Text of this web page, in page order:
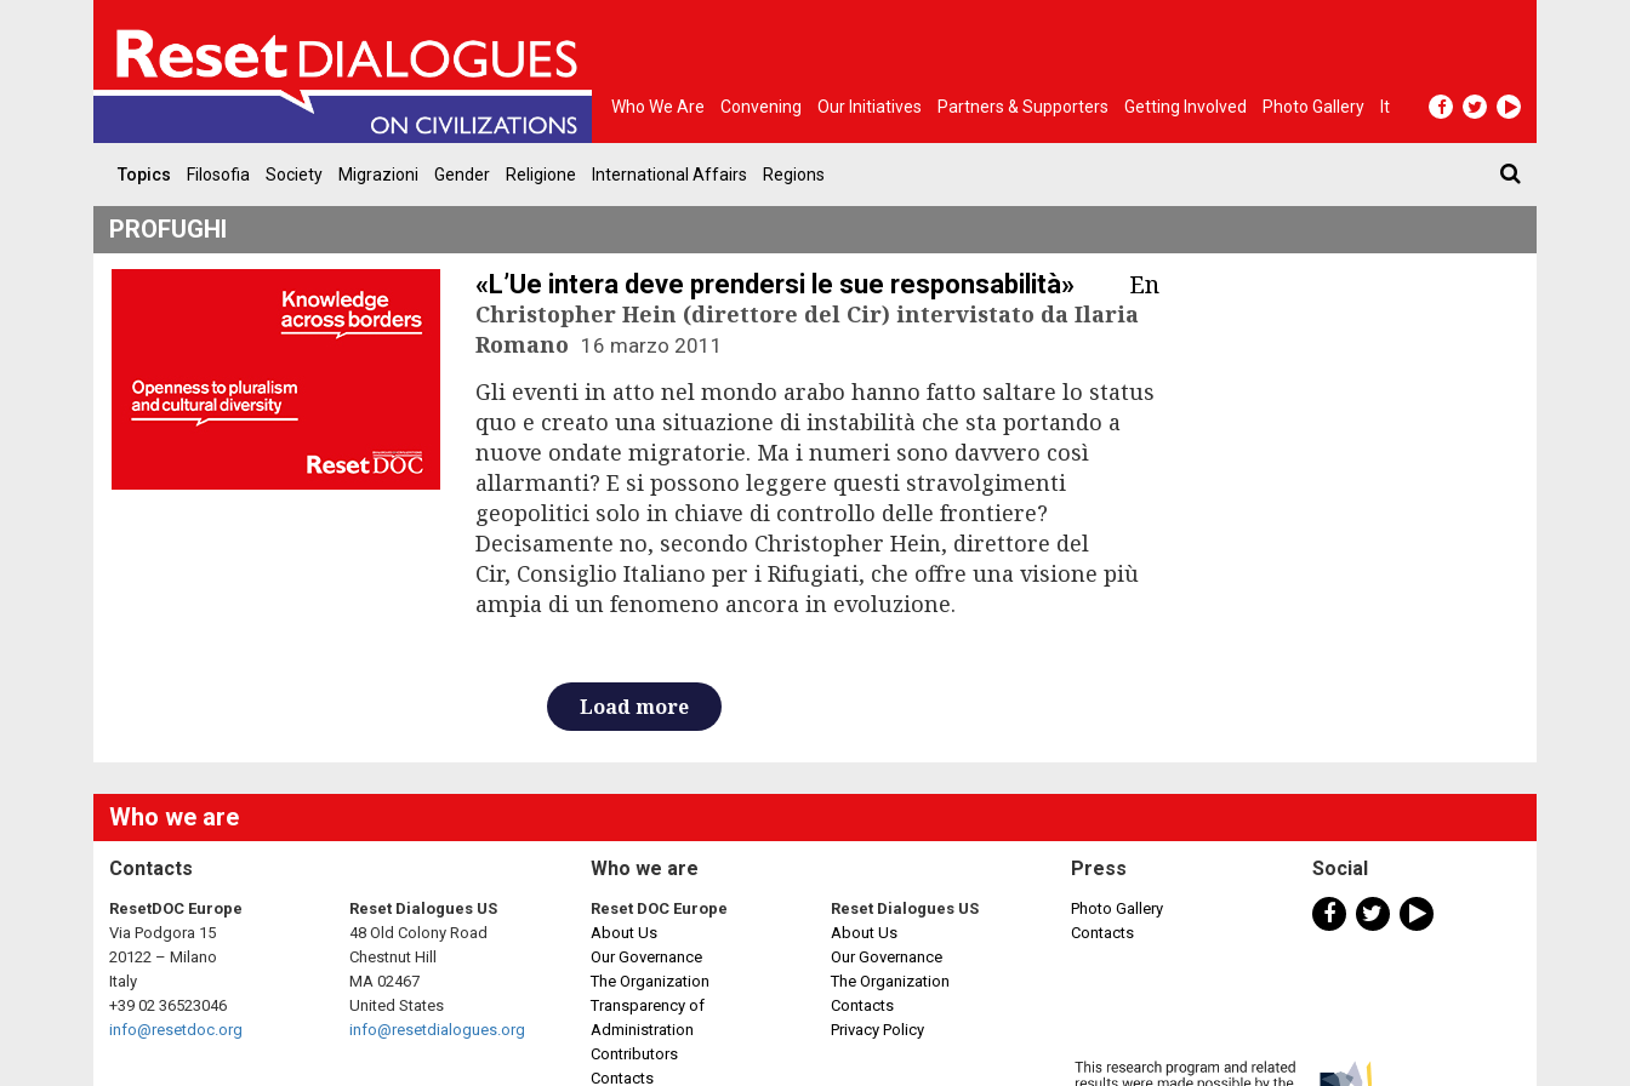
Who We Are Convening Our Initiatives Partners & Supporters Getting Involved Photo Gallery It
Topics Filosofia Society Migrazioni Gender Religione International Affairs Regions
PROFUGHI
«L’Ue intera deve prendersi le sue responsabilità» En
Christopher Hein (direttore del Cir) intervistato da Ilaria
Romano 16 marzo 2011
Gli eventi in atto nel mondo arabo hanno fatto saltare lo status
quo e creato una situazione di instabilità che sta portando a
nuove ondate migratorie. Ma i numeri sono davvero così
allarmanti? E si possono leggere questi stravolgimenti
geopolitici solo in chiave di controllo delle frontiere?
Decisamente no, secondo Christopher Hein, direttore del
Cir, Consiglio Italiano per i Rifugiati, che offre una visione più
ampia di un fenomeno ancora in evoluzione.
Load more
Who we are
Contacts
ResetDOC Europe
Via Podgora 15
20122 – Milano
Italy
+39 02 36523046
info@resetdoc.org
Reset Dialogues US
48 Old Colony Road
Chestnut Hill
MA 02467
United States
info@resetdialogues.org
Who we are
Reset DOC Europe
About Us
Our Governance
The Organization
Transparency of
Administration
Contributors
Contacts
Reset Dialogues US
About Us
Our Governance
The Organization
Contacts
Privacy Policy
Press
Photo Gallery
Contacts
Social